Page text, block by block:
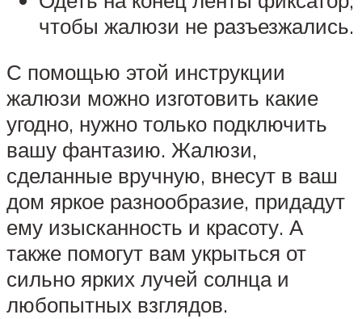
чтобы жалюзи не разъезжались.
С помощью этой инструкции
жалюзи можно изготовить какие
угодно, нужно только подключить
вашу фантазию. Жалюзи,
сделанные вручную, внесут в ваш
дом яркое разнообразие, придадут
ему изысканность и красоту. А
также помогут вам укрыться от
сильно ярких лучей солнца и
любопытных взглядов.